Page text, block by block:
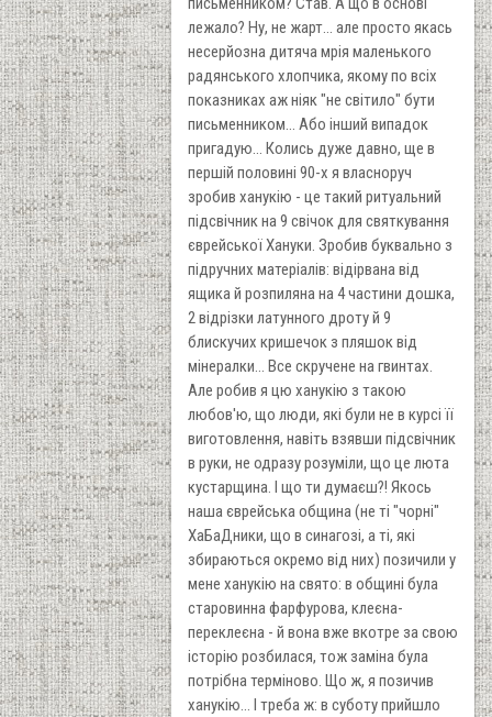
лежало? Ну, не жарт... але просто якась
несерйозна дитяча мрія маленького
радянського хлопчика, якому по всіх
показниках аж ніяк "не світило" бути
письменником... Або інший випадок
пригадую... Колись дуже давно, ще в
першій половині 90-х я власноруч
зробив ханукію - це такий ритуальний
підсвічник на 9 свічок для святкування
єврейської Хануки. Зробив буквально з
підручних матеріалів: відірвана від
ящика й розпиляна на 4 частини дошка,
2 відрізки латунного дроту й 9
блискучих кришечок з пляшок від
мінералки... Все скручене на гвинтах.
Але робив я цю ханукію з такою
любов'ю, що люди, які були не в курсі її
виготовлення, навіть взявши підсвічник
в руки, не одразу розуміли, що це люта
кустарщина. І що ти думаєш?! Якось
наша єврейська община (не ті "чорні"
ХаБаДники, що в синагозі, а ті, які
збираються окремо від них) позичили у
мене ханукію на свято: в общині була
старовинна фарфурова, клеєна-
переклеєна - й вона вже вкотре за свою
історію розбилася, тож заміна була
потрібна терміново. Що ж, я позичив
ханукію... І треба ж: в суботу прийшло